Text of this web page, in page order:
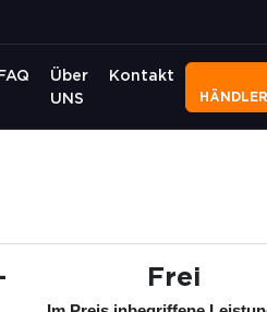
Über
UNS
Kontakt
Frei